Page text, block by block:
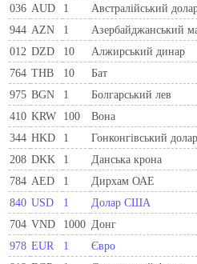
036 AUD 1 Австралійський
944 AZN 1 Азербайджанський
012 DZD 10 Алжирський динар
764 THB 10 Бат
975 BGN 1 Болгарський лев
410 KRW 100 Вона
344 HKD 1 Гонконгівський долар
208 DKK 1 Данська крона
784 AED 1 Дирхам ОАЕ
840 USD 1 Долар США
704 VND 1000 Донг
978 EUR 1 Євро